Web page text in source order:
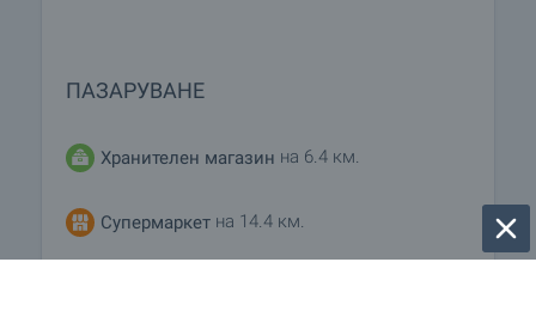
ПАЗАРУВАНЕ
Хранителен магазин на 6.4 км.
Супермаркет на 14.4 км.